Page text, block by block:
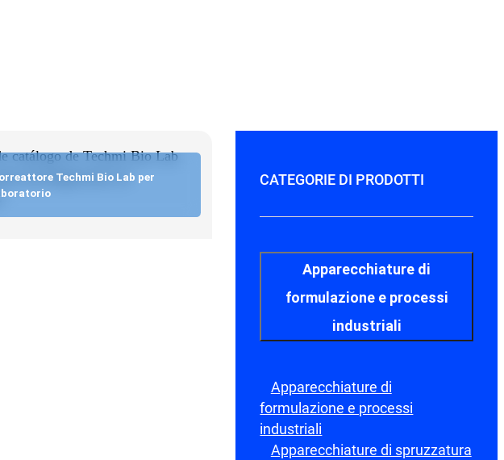
Techmi Bio Lab per
CATEGORIE DI PRODOTTI
Apparecchiature di
formulazione e processi
industriali
Apparecchiature di
formulazione e processi
industriali
Apparecchiature di spruzzatura